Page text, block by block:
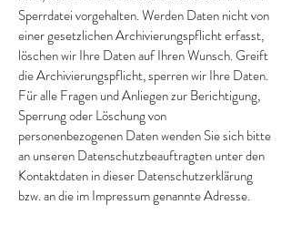
Sperrdatei vorgehalten. Werden Daten nicht von
einer gesetzlichen Archivierungspflicht erfasst,
löschen wir Ihre Daten auf Ihren Wunsch. Greift
die Archivierungspflicht, sperren wir Ihre Daten.
Für alle Fragen und Anliegen zur Berichtigung,
Sperrung oder Löschung von
personenbezogenen Daten wenden Sie sich bitte
an unseren Datenschutzbeauftragten unter den
Kontaktdaten in dieser Datenschutzerklärung
bzw. an die im Impressum genannte Adresse.